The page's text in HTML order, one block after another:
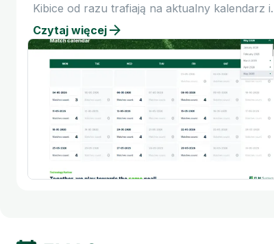
Kibice od razu trafiają na aktualny kalendarz i
tabelę.
Czytaj więcej